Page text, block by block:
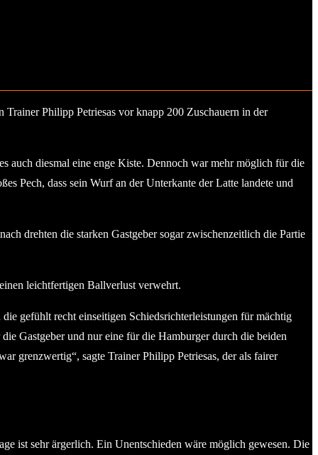
Philipp Petriesas vor knapp 200 Zuschauern in der
auch diesmal eine enge Kiste. Dennoch war mehr möglich für die
Pech, dass sein Wurf an der Unterkante der Latte landete und
drehten die starken Gastgeber sogar zwischenzeitlich die Partie
leichtfertigen Ballverlust verwehrt.
gefühlt recht einseitigen Schiedsrichterleistungen für mächtig
Gastgeber und nur eine für die Hamburger durch die beiden
grenzwertig“, sagte Trainer Philipp Petriesas, der als fairer
ist sehr ärgerlich. Ein Unentschieden wäre möglich gewesen. Die